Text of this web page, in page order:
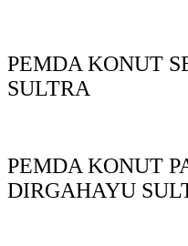
PEMDA KONUT
SULTRA
PEMDA KONUT
DIRGAHAYU